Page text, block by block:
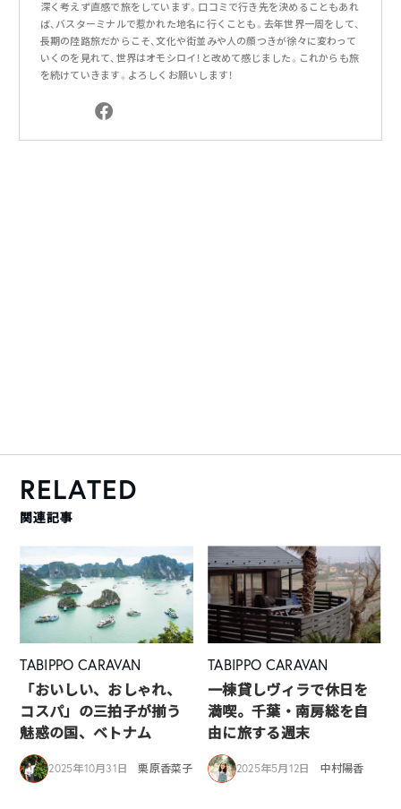
深く考えず直感で旅をしています。口コミで行き先を決めることもあれ
ば、バスターミナルで惹かれた地名に行くことも。去年世界一周をして、
長期の陸路旅だからこそ、文化や街並みや人の顔つきが徐々に変わって
いくのを見れて、世界はオモシロイ！と改めて感じました。これからも旅
を続けていきます。よろしくお願いします！
RELATED
関連記事
TABIPPO CARAVAN
「おいしい、おしゃれ、
コスパ」の三拍子が揃う
魅惑の国、ベトナム
2025年10月31日 栗原香菜子
TABIPPO CARAVAN
一棟貸しヴィラで休日を
満喫。千葉・南房総を自
由に旅する週末
2025年5月12日 中村陽香